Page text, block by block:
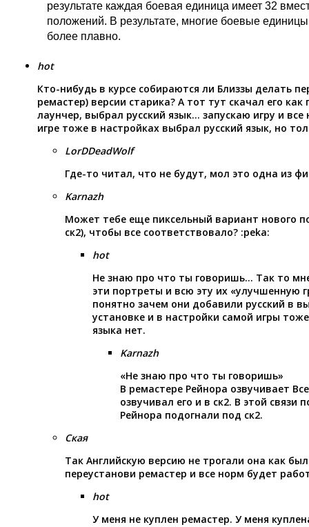
результате каждая боевая единица имеет 32
положений. В результате, многие боевые
более плавно.
hot
Кто-нибудь в курсе собираются ли Близзы делать
ремастер) версии старика? А тот тут скачал его
лаунчер, выбрал русский язык… запускаю игру и
игре тоже в настройках выбрал русский язык, но
LorDDeadWolf
Где-то читал, что не будут, мол это одна из
Karnazh
Может тебе еще пиксельный вариант нового
ск2), чтобы все соответствовало? :peka:
hot
Не знаю про что ты говоришь… Так то
эти портреты и всю эту их «улучшенную
понятно зачем они добавили русский в
установке и в настройки самой игры
языка нет.
Karnazh
«Не знаю про что ты говоришь»
В ремастере Рейнора озвучивает
озвучивал его и в ск2. В этой связи
Рейнора подогнали под ск2.
Ская
Так Английскую версию не трогали она как
переустанови ремастер и все норм будет
hot
У меня не куплен ремастер. У меня